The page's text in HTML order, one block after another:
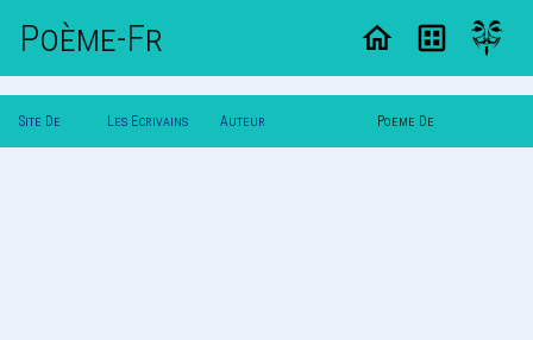
Poème-Fr
Site De Les Ecrivains Auteur Poeme De